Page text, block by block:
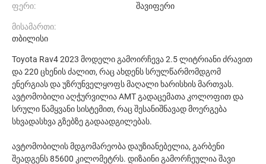
ფერი: შავიფერი
მისამართი:
თბილისი
Toyota Rav4 2023 მოდელი გამოირჩევა 2.5 ლიტრიანი ძრავით
და 220 ცხენის ძალით, რაც ახდენს სრულწარმომდგომ
ენერგიას და უზრუნველყოფს მაღალი ხარისხის მართვას.
ავტომობილი აღჭურვილია AMT გადაცემათა კოლოფით და
სრული წამყვანი სისტემით, რაც შესანიშნავად მოერგება
სხვადასხვა გზებზე გადაადგილებას.
ავტომობილის მდგომარეობა დაუზიანებელია, გარბენი
შეადგენს 85600 კილომეტრს. დიზაინი გამორჩეულია შავი